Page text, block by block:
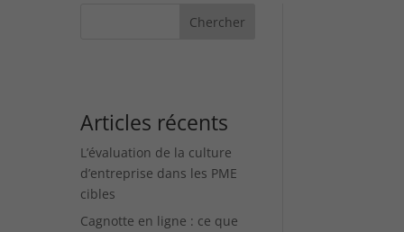
Chercher
Articles récents
L’évaluation de la culture
d’entreprise dans les PME
cibles
Cagnotte en ligne : ce que